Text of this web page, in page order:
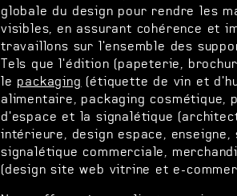
globale du design pour rendre les
visibles, en assurant cohérence et
travaillons sur l'ensemble des
Tels que l'édition (papeterie,
le packaging (étiquette de vin et
alimentaire, packaging cosmétique,
d'espace et la signalétique
intérieure, design espace, enseigne,
signalétique commerciale,
(design site web vitrine et e-